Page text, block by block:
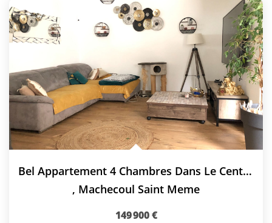
CONTACT
Bel Appartement 4 Chambres Dans Le Centre De Machecoul
, Machecoul Saint Meme
149 900 €